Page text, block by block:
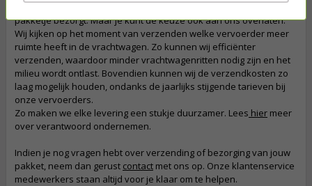
Bij Kabelshop.nl kan je als klant zelf bepalen welke vervoerder je
pakketje bezorgt. Maar je kunt de keuze ook aan ons overlaten.
Wij kijken op het moment van verzenden welke vervoerder meer
ruimte heeft in de vrachtwagen. Zo kunnen wij efficiënter
verzenden, waardoor minder vrachtwagenritten nodig zijn en het
milieu wordt ontlast. Bovendien kunnen wij de verzendkosten zo
laag mogelijk houden, ondanks de jaarlijks stijgende tarieven bij
onze vervoerders.
Zo maken we elke levering een stukje duurzamer. Lees hier meer
over verantwoord ondernemen.
Indien je nog vragen hebt over verzending of bezorging van jouw
pakket, neem dan gerust contact met ons op. Onze klantenservice
medewerkers staan altijd voor je klaar om te helpen.